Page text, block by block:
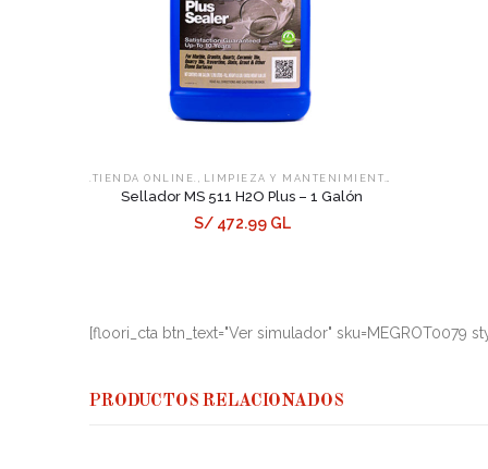
.TIENDA ONLINE. LIMPIEZA Y MANTENIMIENTO
Sellador MS 511 H2O Plus – 1 Galón
S/ 472.99 GL
[floori_cta btn_text="Ver simulador" sku=MEGROT0079
PRODUCTOS RELACIONADOS